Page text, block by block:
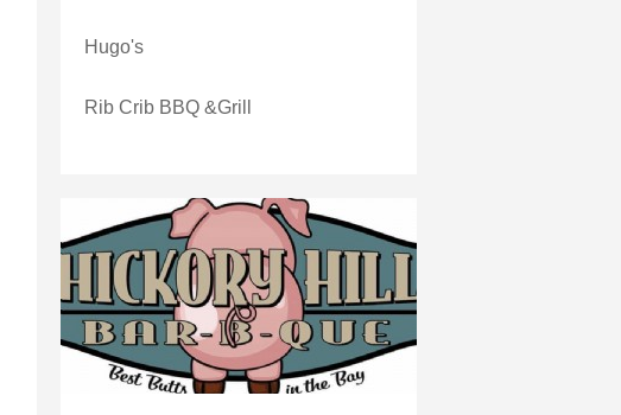
Hugo's
Rib Crib BBQ &Grill